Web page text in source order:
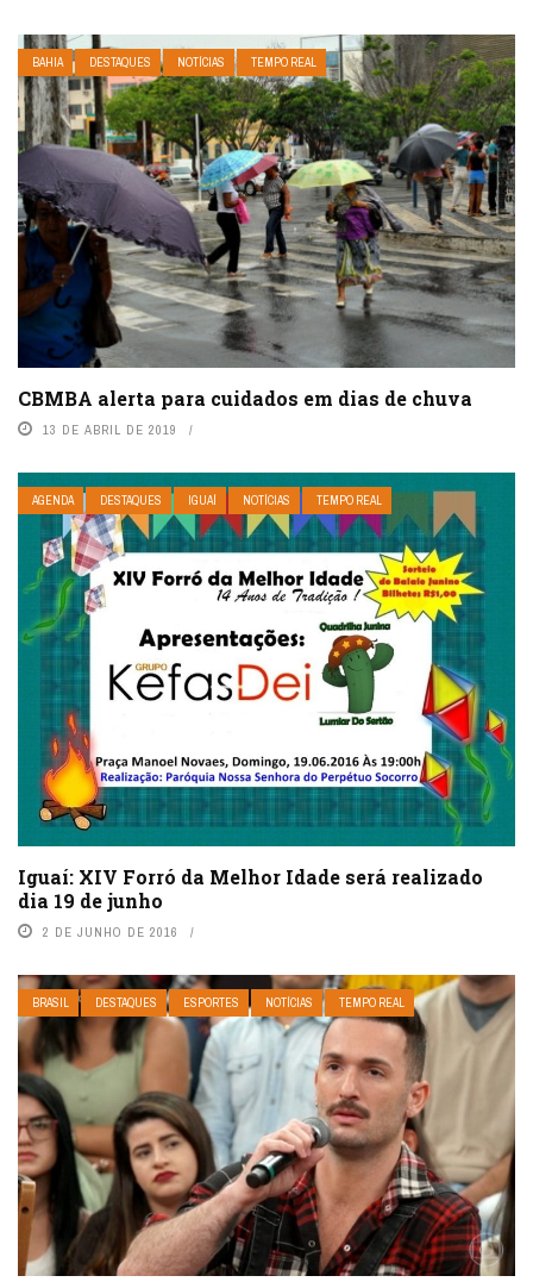
BAHIA DESTAQUES NOTÍCIAS TEMPO REAL
CBMBA alerta para cuidados em dias de chuva
13 DE ABRIL DE 2019
AGENDA DESTAQUES IGUAÍ NOTÍCIAS TEMPO REAL
Iguaí: XIV Forró da Melhor Idade será realizado
dia 19 de junho
2 DE JUNHO DE 2016
BRASIL DESTAQUES ESPORTES NOTÍCIAS TEMPO REAL